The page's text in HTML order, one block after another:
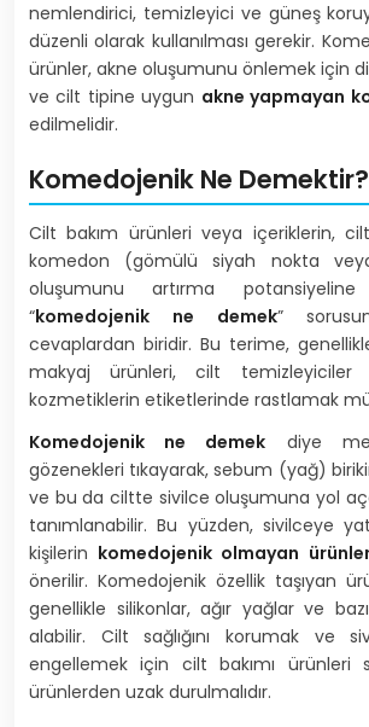
nemlendirici, temizleyici ve güneş
düzenli olarak kullanılması gerekir.
ürünler, akne oluşumunu önlemek için
ve cilt tipine uygun akne yapmayan
edilmelidir.
Komedojenik Ne Demektir?
Cilt bakım ürünleri veya içeriklerin,
komedon (gömülü siyah nokta
oluşumunu artırma
“komedojenik ne demek”
cevaplardan biridir. Bu terime,
makyaj ürünleri, cilt
kozmetiklerin etiketlerinde rastlamak
Komedojenik ne demek diye
gözenekleri tıkayarak, sebum (yağ)
ve bu da ciltte sivilce oluşumuna yol
tanımlanabilir. Bu yüzden, sivilceye
kişilerin komedojenik olmayan
önerilir. Komedojenik özellik taşıyan
genellikle silikonlar, ağır yağlar ve
alabilir. Cilt sağlığını korumak ve
engellemek için cilt bakımı ürünleri
ürünlerden uzak durulmalıdır.